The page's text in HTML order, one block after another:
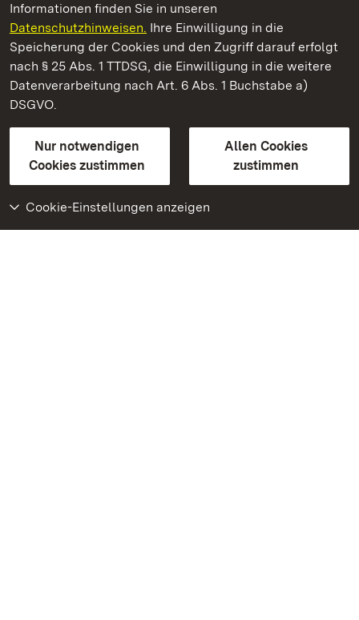
Informationen finden Sie in unseren
Datenschutzhinweisen. Ihre Einwilligung in die
Speicherung der Cookies und den Zugriff darauf erfolgt
nach § 25 Abs. 1 TTDSG, die Einwilligung in die weitere
Datenverarbeitung nach Art. 6 Abs. 1 Buchstabe a)
DSGVO.
Nur notwendigen
Cookies zustimmen
Allen Cookies
zustimmen
Cookie-Einstellungen anzeigen
Schloss und Schlossgarten Schwetzingen
Staatliche Schlösser und Gärten Baden-Württemberg
Kontakt
GebärdenspracheLeichte Sprache
Erklärung zur Barrierefreiheit
BITV-konform (geprüfte Seiten)
Weiteres